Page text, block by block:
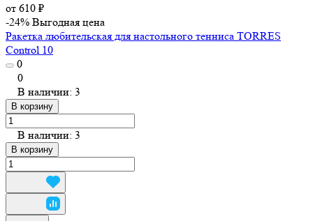
от 610 ₽
-24% Выгодная цена
Ракетка любительская для настольного тенниса TORRES
Control 10
0
0
В наличии: 3
В корзину
В наличии: 3
В корзину